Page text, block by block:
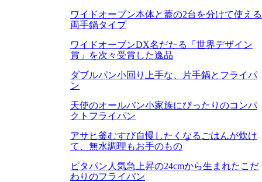
ワイドオーブン本体と蓋の2台を分けて使える
両手鍋タイプ
ワイドオーブンDX名だたる「世界デザイン
賞」を次々受賞した逸品
ダブルパン小回り上手な、片手鍋とフライパ
ン
天使のオールパン小家族にぴったりのコンパ
クトフライパン
アサヒ釜むすび自慢したくなるごはんが炊け
て、無水調理もお手のもの
ピタパン 人気急上昇の24cmから生まれたこだ
わりのフライパン